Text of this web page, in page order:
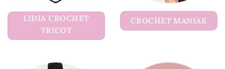
LIDIA CROCHET
TRICOT
CROCHET MANIAK